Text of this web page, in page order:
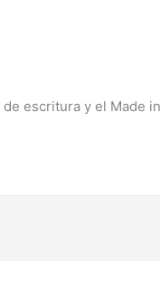
escritura y el Made in